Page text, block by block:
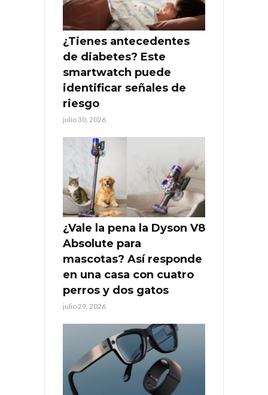
¿Tienes antecedentes
de diabetes? Este
smartwatch puede
identificar señales de
riesgo
julio 30, 2026
¿Vale la pena la Dyson V8
Absolute para
mascotas? Así responde
en una casa con cuatro
perros y dos gatos
julio 29, 2026